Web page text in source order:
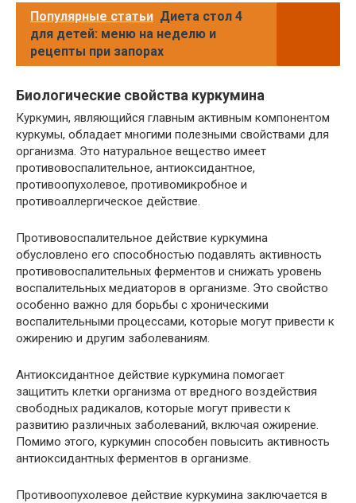
Популярные статьи Диета стол 4
для детей: меню на неделю и
рецепты при запорах
Биологические свойства куркумина
Куркумин, являющийся главным активным компонентом
куркумы, обладает многими полезными свойствами для
организма. Это натуральное вещество имеет
противовоспалительное, антиоксидантное,
противоопухолевое, противомикробное и
противоаллергическое действие.
Противовоспалительное действие куркумина
обусловлено его способностью подавлять активность
противовоспалительных ферментов и снижать уровень
воспалительных медиаторов в организме. Это свойство
особенно важно для борьбы с хроническими
воспалительными процессами, которые могут привести к
ожирению и другим заболеваниям.
Антиоксидантное действие куркумина помогает
защитить клетки организма от вредного воздействия
свободных радикалов, которые могут привести к
развитию различных заболеваний, включая ожирение.
Помимо этого, куркумин способен повысить активность
антиоксидантных ферментов в организме.
Противоопухолевое действие куркумина заключается в